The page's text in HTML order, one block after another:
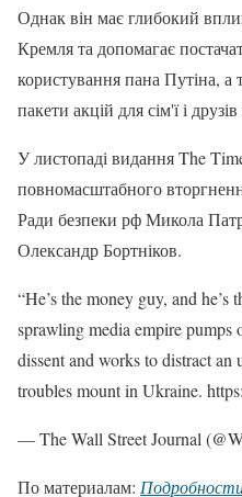
Однак він має глибокий
Кремля та допомагає
користування пана Путіна, а
пакети акцій для сім'ї і
У листопаді видання The
повномасштабного
Ради безпеки рф Микола
Олександр Бортніков.
“He’s the money guy, and
sprawling media empire pumps
dissent and works to distract an
troubles mount in Ukraine.
— The Wall Street Journal
По материалам: